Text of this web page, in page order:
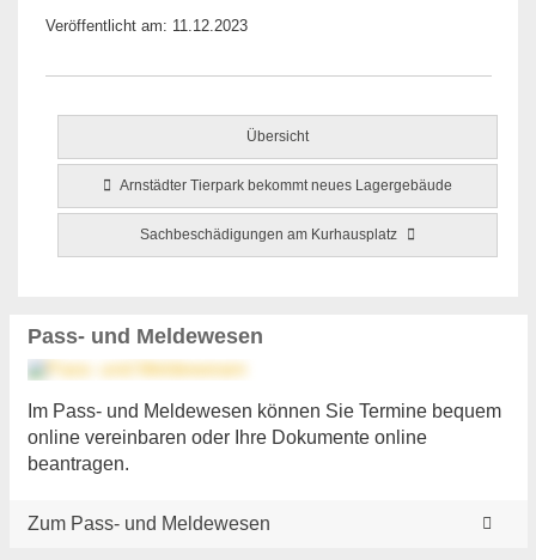
Veröffentlicht am: 11.12.2023
Übersicht
Arnstädter Tierpark bekommt neues Lagergebäude
Sachbeschädigungen am Kurhausplatz
Pass- und Meldewesen
Im Pass- und Meldewesen können Sie Termine bequem
online vereinbaren oder Ihre Dokumente online
beantragen.
Zum Pass- und Meldewesen